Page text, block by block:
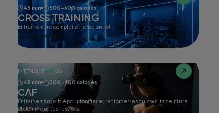
45 min
500-600 calories
CROSS TRAINING
Entraînement complet et fonctionnel
Tester ce cours
INTENSITÉ
45 min
300-400 calories
CAF
Entraînement ciblé pour tonifier et renforcer tes cuisses, ta ceinture
abdomine et tes fessiers.